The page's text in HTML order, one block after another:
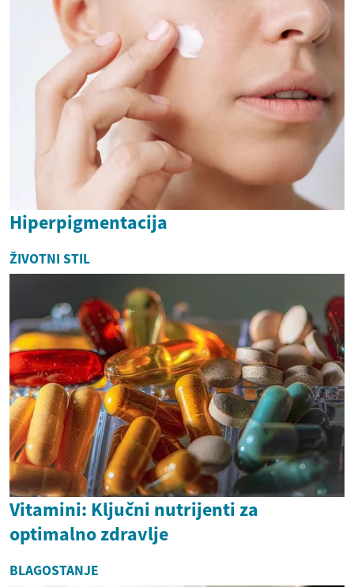
Hiperpigmentacija
ŽIVOTNI STIL
Vitamini: Ključni nutrijenti za
optimalno zdravlje
BLAGOSTANJE